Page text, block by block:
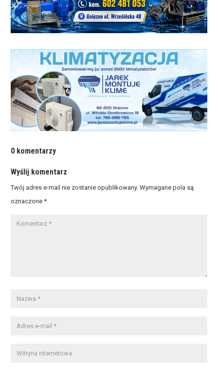
0 komentarzy
Wyślij komentarz
Twój adres e-mail nie zostanie opublikowany. Wymagane pola są
oznaczone*